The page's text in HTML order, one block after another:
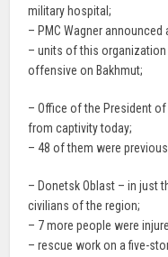
military hospital;
– PMC Wagner
– units of this
offensive on Bakhmut;
– Office of the President
from captivity today;
– 48 of them were
– Donetsk Oblast – in just
civilians of the region;
– 7 more people were
– rescue work on a five-